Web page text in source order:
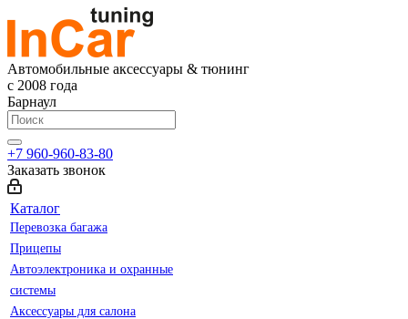
Автомобильные аксессуары & тюнинг
с 2008 года
Барнаул
+7 960-960-83-80
Заказать звонок
Каталог
Перевозка багажа
Прицепы
Автоэлектроника и охранные
системы
Аксессуары для салона